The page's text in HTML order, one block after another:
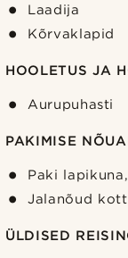
Laadija
Kõrvaklapid
HOOLETUS JA
Aurupuhasti
PAKIMISE
Paki
Jalanõud
ÜLDISED